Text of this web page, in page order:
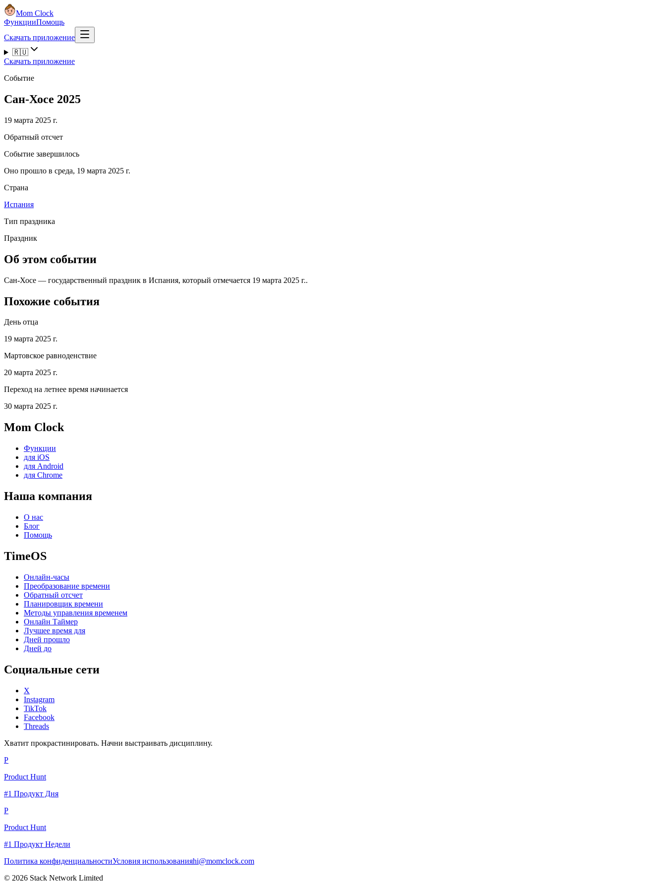
Mom Clock
ФункцииПомощь
Скачать приложение
🇷🇺
Скачать приложение
Событие
Сан-Хосе 2025
19 марта 2025 г.
Обратный отсчет
Событие завершилось
Оно прошло в среда, 19 марта 2025 г.
Страна
Испания
Тип праздника
Праздник
Об этом событии
Сан-Хосе — государственный праздник в Испания, который отмечается 19 марта 2025 г..
Похожие события
День отца
19 марта 2025 г.
Мартовское равноденствие
20 марта 2025 г.
Переход на летнее время начинается
30 марта 2025 г.
Mom Clock
Функции
для iOS
для Android
для Chrome
Наша компания
О нас
Блог
Помощь
TimeOS
Онлайн-часы
Преобразование времени
Обратный отсчет
Планировщик времени
Методы управления временем
Онлайн Таймер
Лучшее время для
Дней прошло
Дней до
Социальные сети
X
Instagram
TikTok
Facebook
Threads
Хватит прокрастинировать. Начни выстраивать дисциплину.
P
Product Hunt
#1 Продукт Дня
P
Product Hunt
#1 Продукт Недели
Политика конфиденциальностиУсловия использованияhi@momclock.com
© 2026 Stack Network Limited